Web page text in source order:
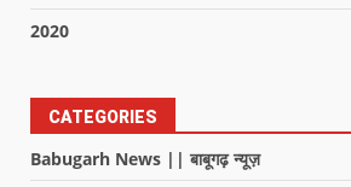
2020
CATEGORIES
Babugarh News || बाबूगढ़ न्यूज़